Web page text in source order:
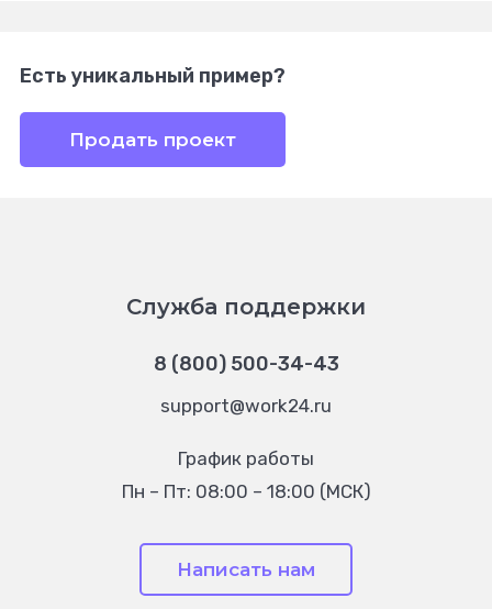
Есть уникальный пример?
Продать проект
Служба поддержки
8 (800) 500-34-43
support@work24.ru
График работы
Пн – Пт: 08:00 – 18:00 (МСК)
Написать нам